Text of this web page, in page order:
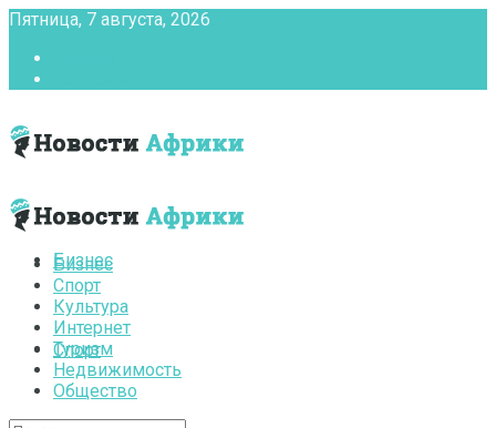
Пятница, 7 августа, 2026
Бизнес
Спорт
Бизнес
Спорт
Культура
Интернет
Туризм
Недвижимость
Общество